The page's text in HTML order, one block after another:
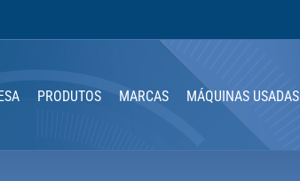
PRODUTOS MARCAS MÁQUINAS USADAS